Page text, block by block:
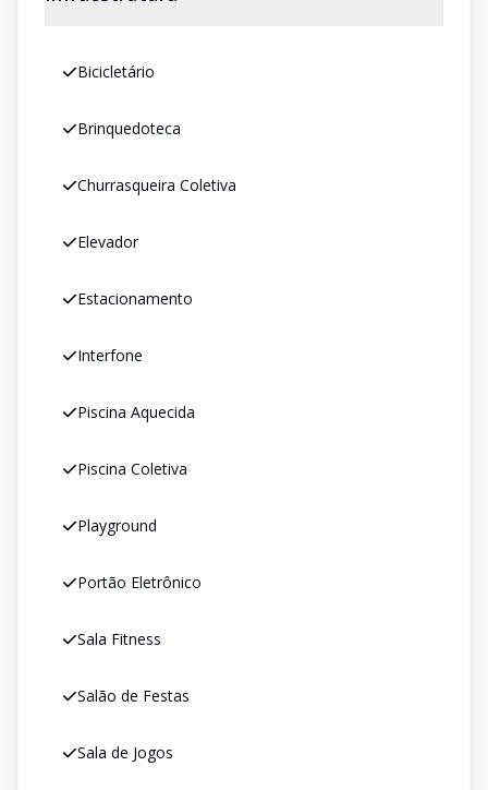
Bicicletário
Brinquedoteca
Churrasqueira Coletiva
Elevador
Estacionamento
Interfone
Piscina Aquecida
Piscina Coletiva
Playground
Portão Eletrônico
Sala Fitness
Salão de Festas
Sala de Jogos